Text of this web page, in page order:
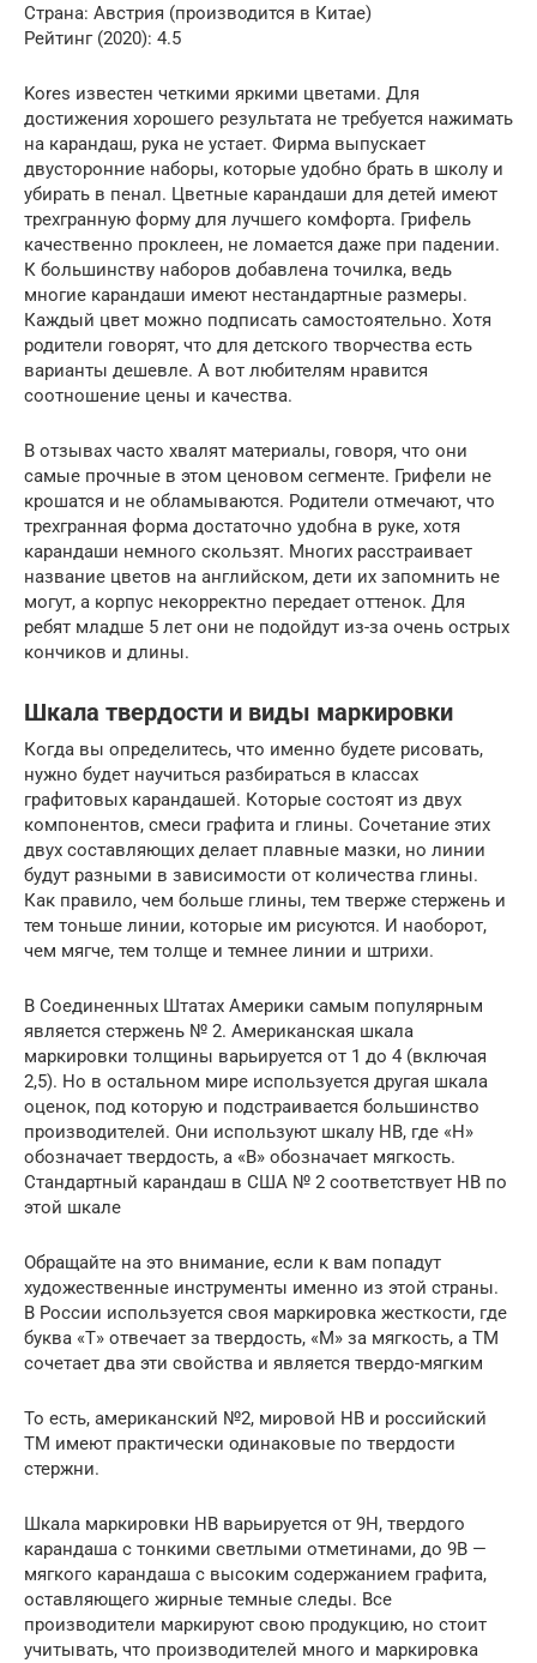
Страна: Австрия (производится в Китае)
Рейтинг (2020): 4.5
Kores известен четкими яркими цветами. Для
достижения хорошего результата не требуется нажимать
на карандаш, рука не устает. Фирма выпускает
двусторонние наборы, которые удобно брать в школу и
убирать в пенал. Цветные карандаши для детей имеют
трехгранную форму для лучшего комфорта. Грифель
качественно проклеен, не ломается даже при падении.
К большинству наборов добавлена точилка, ведь
многие карандаши имеют нестандартные размеры.
Каждый цвет можно подписать самостоятельно. Хотя
родители говорят, что для детского творчества есть
варианты дешевле. А вот любителям нравится
соотношение цены и качества.
В отзывах часто хвалят материалы, говоря, что они
самые прочные в этом ценовом сегменте. Грифели не
крошатся и не обламываются. Родители отмечают, что
трехгранная форма достаточно удобна в руке, хотя
карандаши немного скользят. Многих расстраивает
название цветов на английском, дети их запомнить не
могут, а корпус некорректно передает оттенок. Для
ребят младше 5 лет они не подойдут из-за очень острых
кончиков и длины.
Шкала твердости и виды маркировки
Когда вы определитесь, что именно будете рисовать,
нужно будет научиться разбираться в классах
графитовых карандашей. Которые состоят из двух
компонентов, смеси графита и глины. Сочетание этих
двух составляющих делает плавные мазки, но линии
будут разными в зависимости от количества глины.
Как правило, чем больше глины, тем тверже стержень и
тем тоньше линии, которые им рисуются. И наоборот,
чем мягче, тем толще и темнее линии и штрихи.
В Соединенных Штатах Америки самым популярным
является стержень № 2. Американская шкала
маркировки толщины варьируется от 1 до 4 (включая
2,5). Но в остальном мире используется другая шкала
оценок, под которую и подстраивается большинство
производителей. Они используют шкалу HB, где «H»
обозначает твердость, а «B» обозначает мягкость.
Стандартный карандаш в США № 2 соответствует HB по
этой шкале
Обращайте на это внимание, если к вам попадут
художественные инструменты именно из этой страны.
В России используется своя маркировка жесткости, где
буква «Т» отвечает за твердость, «М» за мягкость, а ТМ
сочетает два эти свойства и является твердо-мягким
То есть, американский №2, мировой НВ и российский
ТМ имеют практически одинаковые по твердости
стержни.
Шкала маркировки HB варьируется от 9H, твердого
карандаша с тонкими светлыми отметинами, до 9B —
мягкого карандаша с высоким содержанием графита,
оставляющего жирные темные следы. Все
производители маркируют свою продукцию, но стоит
учитывать, что производителей много и маркировка